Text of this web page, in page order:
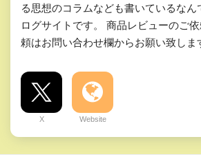
る思想のコラムなども書いているな
ログサイトです。 商品レビューのご
頼はお問い合わせ欄からお願い致しま
X Website